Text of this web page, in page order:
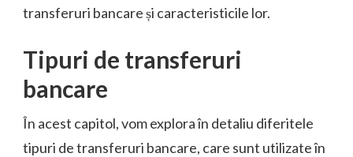
transferuri bancare și caracteristicile lor.
Tipuri de transferuri
bancare
În acest capitol, vom explora în detaliu diferitele
tipuri de transferuri bancare, care sunt utilizate în